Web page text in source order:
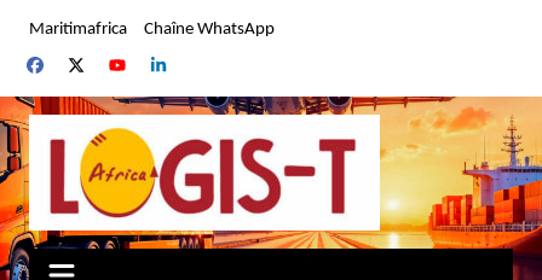
contenu
Maritimafrica Chaîne WhatsApp